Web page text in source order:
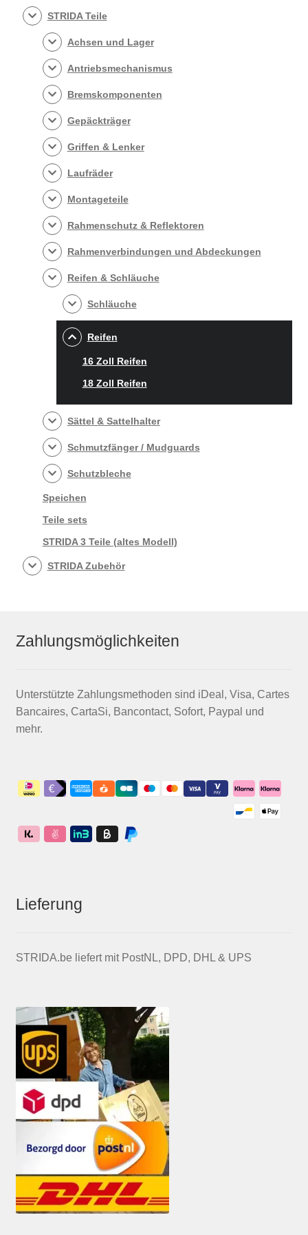
STRIDA Teile
Achsen und Lager
Antriebsmechanismus
Bremskomponenten
Gepäckträger
Griffen & Lenker
Laufräder
Montageteile
Rahmenschutz & Reflektoren
Rahmenverbindungen und Abdeckungen
Reifen & Schläuche
Schläuche
Reifen
16 Zoll Reifen
18 Zoll Reifen
Sättel & Sattelhalter
Schmutzfänger / Mudguards
Schutzbleche
Speichen
Teile sets
STRIDA 3 Teile (altes Modell)
STRIDA Zubehör
Zahlungsmöglichkeiten
Unterstützte Zahlungsmethoden sind iDeal, Visa, Cartes
Bancaires, CartaSi, Bancontact, Sofort, Paypal und
mehr.
Lieferung
STRIDA.be liefert mit PostNL, DPD, DHL & UPS